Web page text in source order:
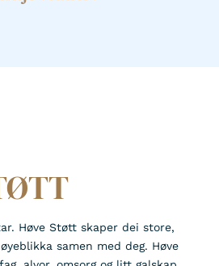
Høve Støtt skaper dei store,
samen med deg. Høve